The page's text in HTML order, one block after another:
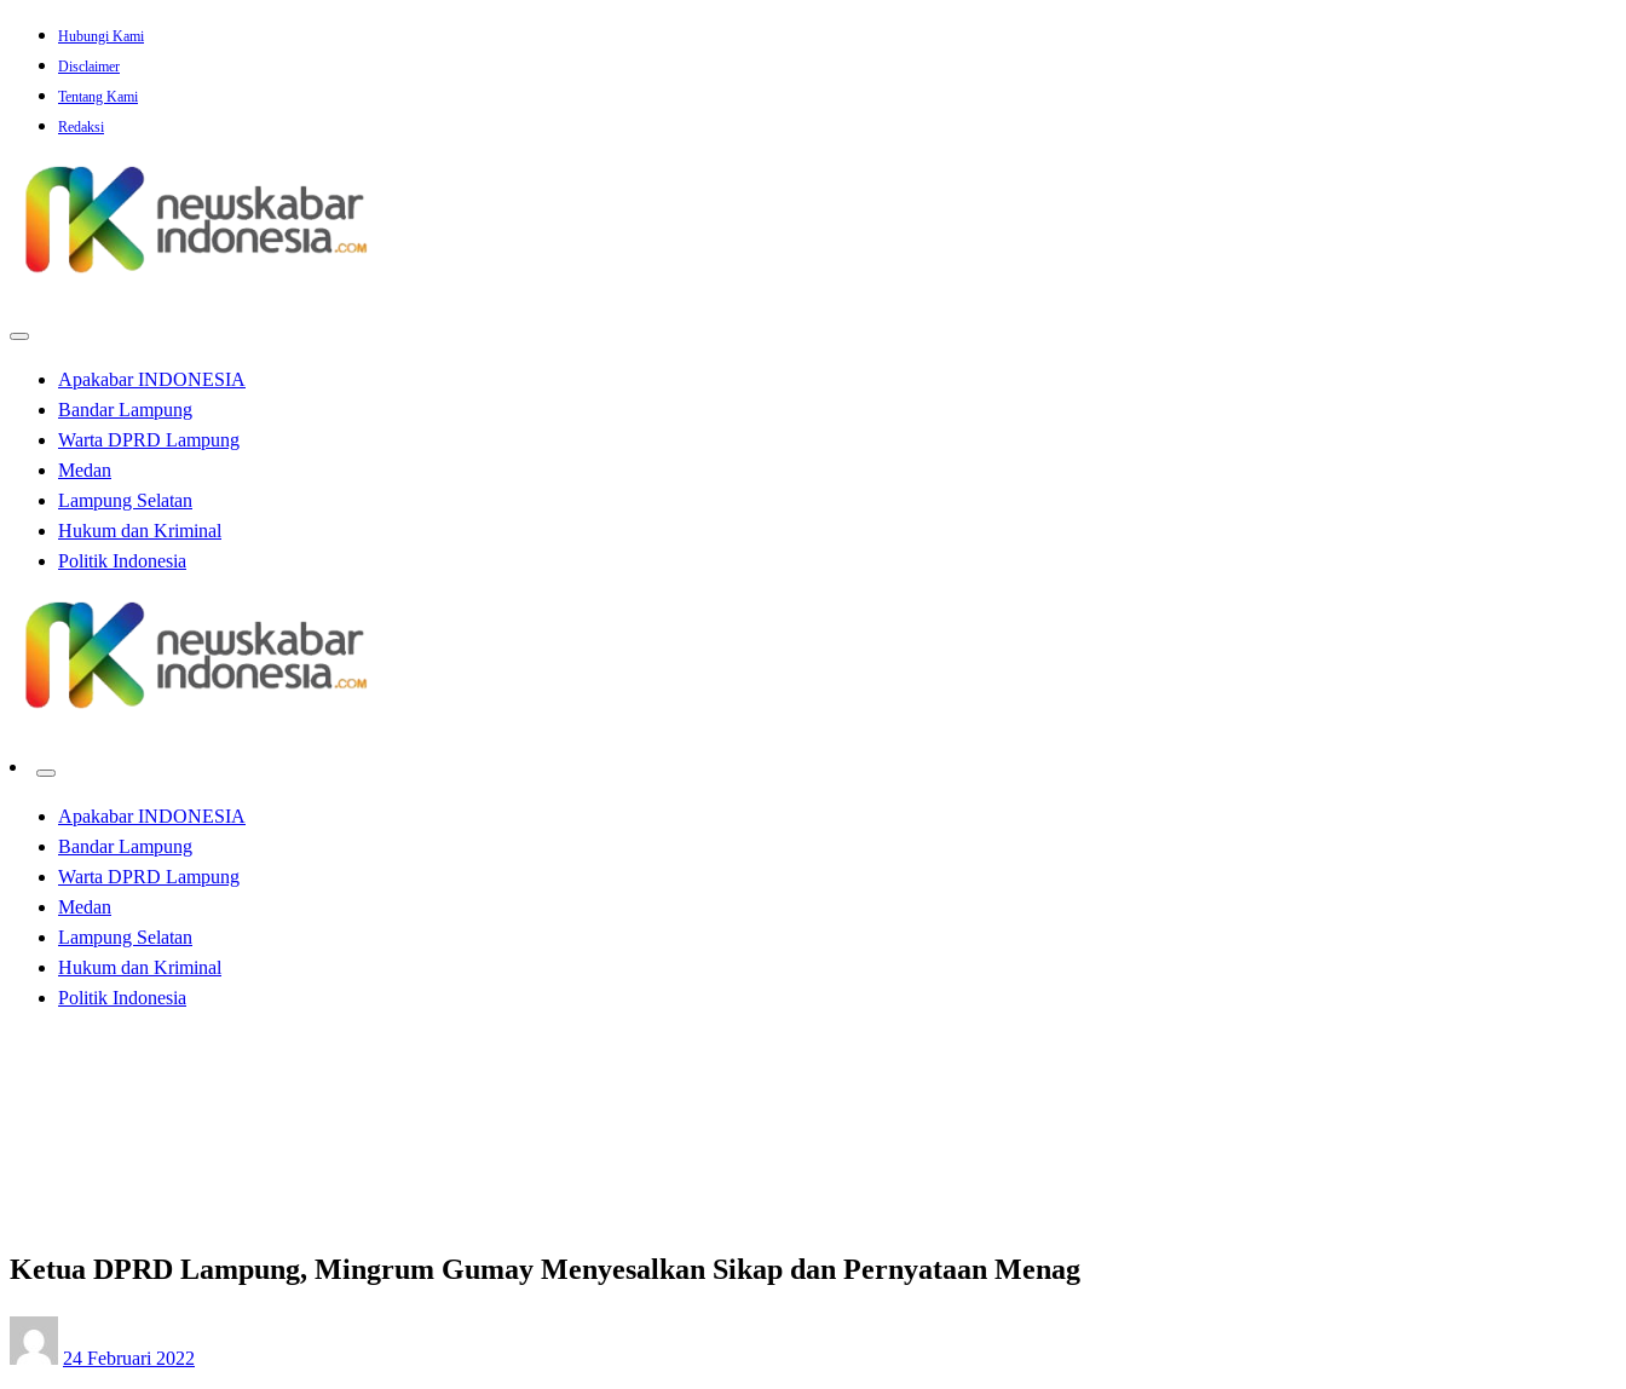
Skip
content
Hubungi Kami
Disclaimer
Tentang Kami
Redaksi
Apakabar INDONESIA
Bandar Lampung
Warta DPRD Lampung
Medan
Lampung Selatan
Hukum dan Kriminal
Politik Indonesia
Apakabar INDONESIA
Bandar Lampung
Warta DPRD Lampung
Medan
Lampung Selatan
Hukum dan Kriminal
Politik Indonesia
Ketua DPRD Lampung, Mingrum Gumay Menyesalkan Sikap dan Pernyataan Menag
on
24 Februari 2022